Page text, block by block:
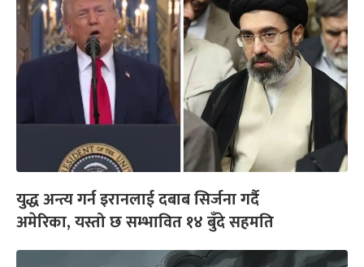
युद्ध अन्त्य गर्न इरानलाई दबाब सिर्जना गर्दै
अमेरिका, यस्तो छ सम्भावित १४ बुँदे सहमति